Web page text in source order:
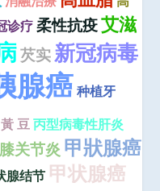
诊疗 柔性抗疫艾滋
芡实新冠病毒
腺癌 种植牙
黃 豆 丙型病毒性肝炎
膝关节炎甲狀腺癌
腺结节 甲状腺癌